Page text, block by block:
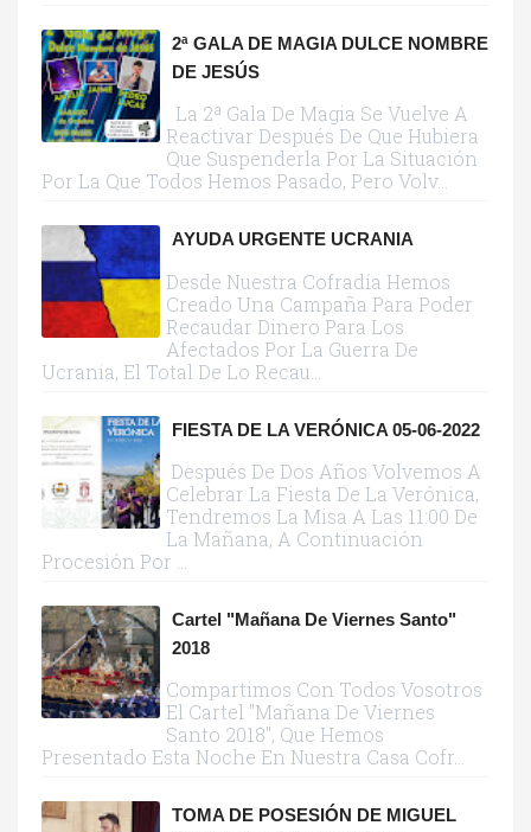
2ª GALA DE MAGIA DULCE NOMBRE
DE JESÚS
La 2ª Gala De Magia Se Vuelve A
Reactivar Después De Que Hubiera
Que Suspenderla Por La Situación
Por La Que Todos Hemos Pasado, Pero Volv...
AYUDA URGENTE UCRANIA
Desde Nuestra Cofradía Hemos
Creado Una Campaña Para Poder
Recaudar Dinero Para Los
Afectados Por La Guerra De
Ucrania, El Total De Lo Recau...
FIESTA DE LA VERÓNICA 05-06-2022
Después De Dos Años Volvemos A
Celebrar La Fiesta De La Verónica,
Tendremos La Misa A Las 11:00 De
La Mañana, A Continuación
Procesión Por ...
Cartel "Mañana De Viernes Santo"
2018
Compartimos Con Todos Vosotros
El Cartel "Mañana De Viernes
Santo 2018", Que Hemos
Presentado Esta Noche En Nuestra Casa Cofr...
TOMA DE POSESIÓN DE MIGUEL